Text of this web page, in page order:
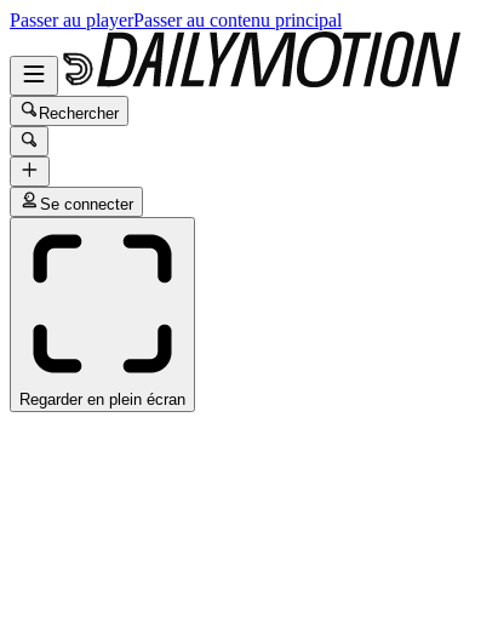
Passer au playerPasser au contenu principal
Rechercher
Se connecter
Regarder en plein écran